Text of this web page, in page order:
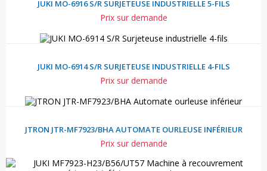
JUKI MO-6916 S/R SURJETEUSE INDUSTRIELLE 5-FILS
Prix sur demande
JUKI MO-6914 S/R SURJETEUSE INDUSTRIELLE 4-FILS
Prix sur demande
JTRON JTR-MF7923/BHA AUTOMATE OURLEUSE INFÉRIEUR
Prix sur demande